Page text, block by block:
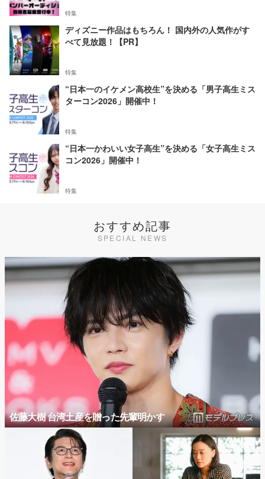
特集
ディズニー作品はもちろん！ 国内外の人気作がす
べて見放題！【PR】
特集
“日本一のイケメン高校生”を決める「男子高生ミス
ターコン2026」開催中！
特集
“日本一かわいい女子高生”を決める「女子高生ミス
コン2026」開催中！
特集
おすすめ記事
SPECIAL NEWS
佐藤大樹 台湾土産を贈った先輩明かす